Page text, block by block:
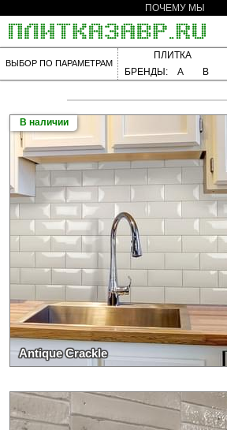
ПОЧЕМУ МЫ
ВЫБОР ПО ПАРАМЕТРАМ
ПЛИТКА
БРЕНДЫ:
A B
В наличии
Antique Crackle